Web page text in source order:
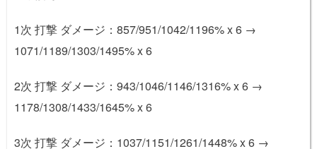
1次 打撃 ダメージ：857/951/1042/1196% x 6 →
1071/1189/1303/1495% x 6
2次 打撃 ダメージ：943/1046/1146/1316% x 6 →
1178/1308/1433/1645% x 6
3次 打撃 ダメージ：1037/1151/1261/1448% x 6 →